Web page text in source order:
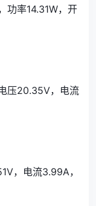
功率14.31W，开
压20.35V，电流
，电流3.99A，